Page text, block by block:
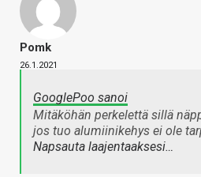
Pomk
26.1.2021
GooglePoo sanoi
Mitäköhän perkelettä sillä
jos tuo alumiinikehys ei ole
Napsauta laajentaaksesi…